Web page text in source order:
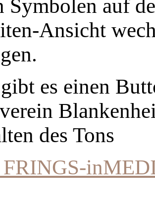
Symbolen auf
Ansicht
es einen
des Tons
FRINGS-